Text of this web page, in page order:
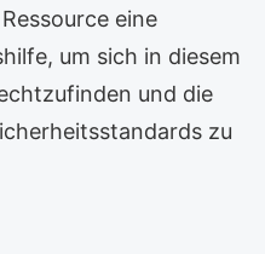
eine
um sich in diesem
und die
zu